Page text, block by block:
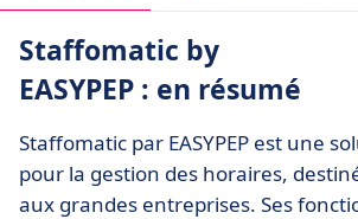
Staffomatic by
EASYPEP : en résumé
Staffomatic par EASYPEP est une
pour la gestion des horaires,
aux grandes entreprises. Ses